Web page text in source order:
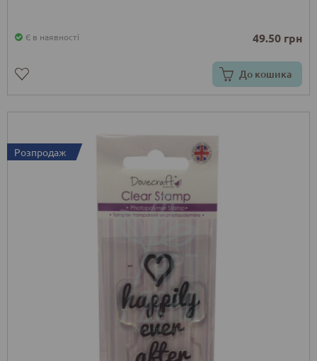
Є в наявності 49.50 грн
До кошика
Розпродаж